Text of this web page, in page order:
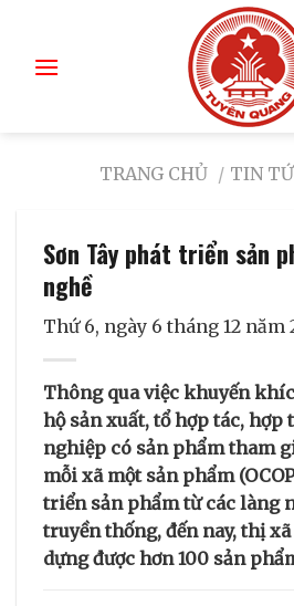
TRANG CHỦ / TIN
Sơn Tây phát triển sản
nghề
Thứ 6, ngày 6 tháng 12 năm
Thông qua việc khuyến
hộ sản xuất, tổ hợp tác, hợp
nghiệp có sản phẩm tham
mỗi xã một sản phẩm
triển sản phẩm từ các làng
truyền thống, đến nay, thị xã
dựng được hơn 100 sản